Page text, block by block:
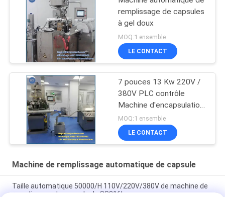
remplissage de capsules
à gel doux
MOQ:1 ensemble
LE CONTACT
7 pouces 13 Kw 220V /
380V PLC contrôle
Machine d'encapsulation
de gel doux pour les
applications médicales
MOQ:1 ensemble
LE CONTACT
Machine de remplissage automatique de capsule
Taille automatique 50000/H 110V/220V/380V de machine de
remplissage de capsule de SS316L